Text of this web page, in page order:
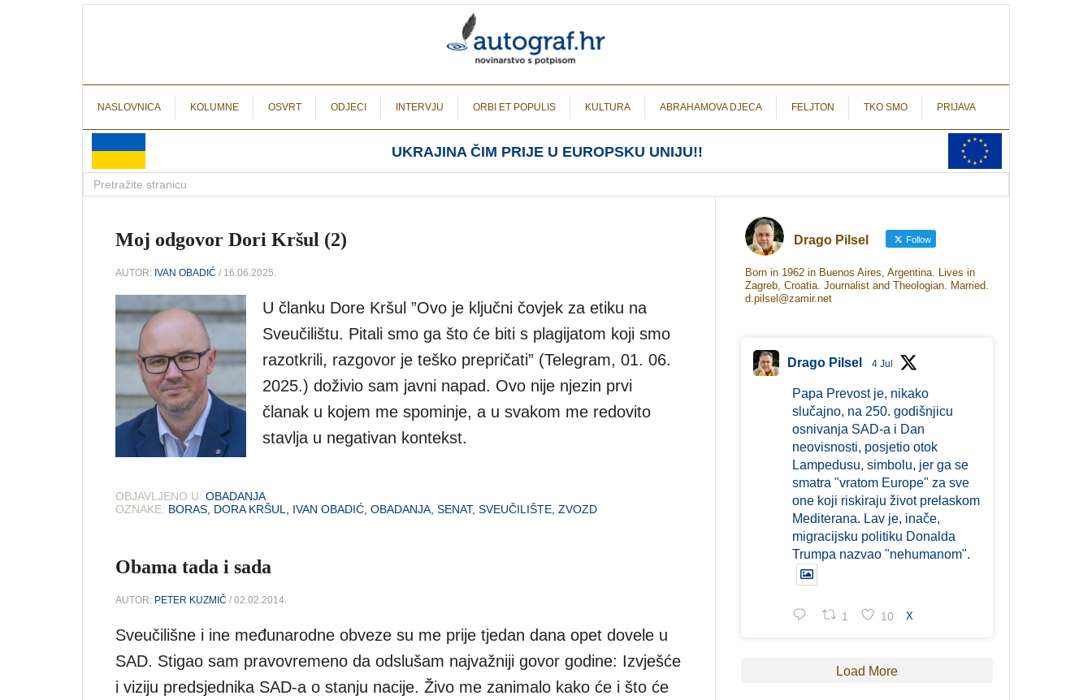
NASLOVNICA KOLUMNE OSVRT ODJECI INTERVJU ORBI ET POPULIS KULTURA ABRAHAMOVA DJECA FELJTON TKO SMO PRIJAVA
UKRAJINA ČIM PRIJE U EUROPSKU UNIJU!!
Moj odgovor Dori Kršul (2)
AUTOR: IVAN OBADIĆ / 16.06.2025.
U članku Dore Kršul ”Ovo je ključni čovjek za etiku na
Sveučilištu. Pitali smo ga što će biti s plagijatom koji smo
razotkrili, razgovor je teško prepričati” (Telegram, 01. 06.
2025.) doživio sam javni napad. Ovo nije njezin prvi
članak u kojem me spominje, a u svakom me redovito
stavlja u negativan kontekst.
OBJAVLJENO U: OBADANJA
OZNAKE: BORAS, DORA KRŠUL, IVAN OBADIĆ, OBADANJA, SENAT, SVEUČILIŠTE, ZVOZD
Obama tada i sada
AUTOR: PETER KUZMIČ / 02.02.2014.
Sveučilišne i ine međunarodne obveze su me prije tjedan dana opet dovele u
SAD. Stigao sam pravovremeno da odslušam najvažniji govor godine: Izvješće
i viziju predsjednika SAD-a o stanju nacije. Živo me zanimalo kako će i što će
Drago Pilsel Follow
Born in 1962 in Buenos Aires, Argentina. Lives in
Zagreb, Croatia. Journalist and Theologian. Married.
d.pilsel@zamir.net
Drago Pilsel 4 Jul
Papa Prevost je, nikako
slučajno, na 250. godišnjicu
osnivanja SAD-a i Dan
neovisnosti, posjetio otok
Lampedusu, simbolu, jer ga se
smatra "vratom Europe" za sve
one koji riskiraju život prelaskom
Mediterana. Lav je, inače,
migracijsku politiku Donalda
Trumpa nazvao "nehumanom".
1 10 X
Load More